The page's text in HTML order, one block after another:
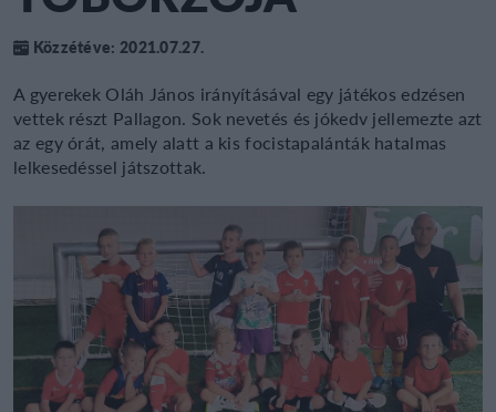
Közzétéve: 2021.07.27.
A gyerekek Oláh János irányításával egy játékos edzésen
vettek részt Pallagon. Sok nevetés és jókedv jellemezte azt
az egy órát, amely alatt a kis focistapalánták hatalmas
lelkesedéssel játszottak.